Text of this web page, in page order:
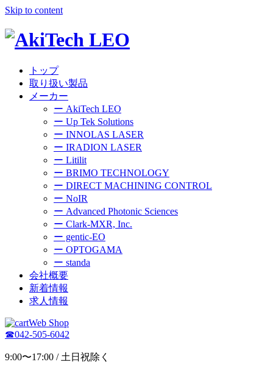
Skip to content
トップ
取り扱い製品
メーカー
ー AkiTech LEO
ー Up Tek Solutions
ー INNOLAS LASER
ー IRADION LASER
ー Litilit
ー BRIMO TECHNOLOGY
ー DIRECT MACHINING CONTROL
ー NoIR
ー Advanced Photonic Sciences
ー Clark-MXR, Inc.
ー gentic-EO
ー OPTOGAMA
ー standa
会社概要
新着情報
求人情報
Web Shop
☎︎042-505-6042
9:00〜17:00 / 土日祝除く